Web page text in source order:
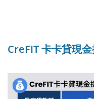
CreFIT 卡卡貸現